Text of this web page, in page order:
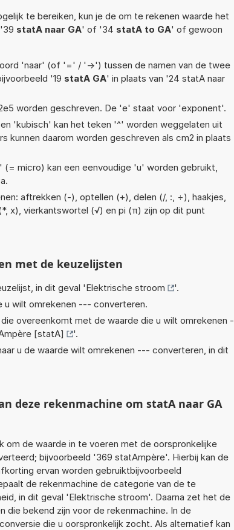
te bereiken, kun je de om te rekenen waarde het
statA naar GA' of '34 statA to GA' of gewoon
'naar' (of '=' / '->') tussen de namen van de twee
'19 statA GA' in plaats van '24 statA naar
worden geschreven. De 'e' staat voor 'exponent'.
'kubisch' kan het teken '^' worden weggelaten uit
kunnen daarom worden geschreven als cm2 in plaats
micro) kan een eenvoudige 'u' worden gebruikt,
aftrekken (-), optellen (+), delen (/, :, ÷), haakjes,
x), vierkantswortel (√) en pi (π) zijn op dit punt
met de keuzelijsten
in dit geval 'Elektrische stroom
'.
u wilt omrekenen --- converteren.
overeenkomt met de waarde die u wilt omrekenen -
[statA]
'.
u de waarde wilt omrekenen --- converteren, in dit
deze rekenmachine om statA naar GA
om de waarde in te voeren met de oorspronkelijke
bijvoorbeeld '369 statAmpère'. Hierbij kan de
ervan worden gebruiktbijvoorbeeld
de rekenmachine de categorie van de te
in dit geval 'Elektrische stroom'. Daarna zet het de
die bekend zijn voor de rekenmachine. In de
die u oorspronkelijk zocht. Als alternatief kan